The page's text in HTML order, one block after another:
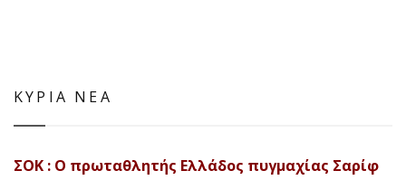
ΚΥΡΙΑ ΝΕΑ
ΣΟΚ : Ο πρωταθλητής Ελλάδος πυγμαχίας Σαρίφ